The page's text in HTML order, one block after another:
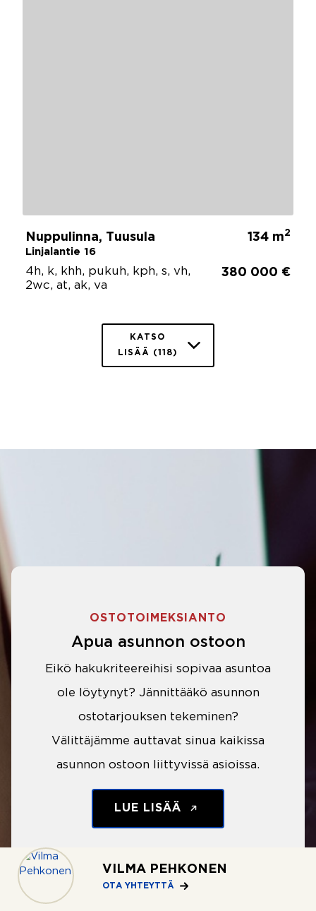
VILMA PEHKONEN
OTA YHTEYTTÄ
Nuppulinna, Tuusula
Linjalantie 16
134 m2
4h, k, khh, pukuh, kph, s, vh,
2wc, at, ak, va
380 000 €
KATSO
LISÄÄ (118)
OSTOTOIMEKSIANTO
Apua asunnon ostoon
Eikö hakukriteereihisi sopivaa asuntoa
ole löytynyt? Jännittääkö asunnon
ostotarjouksen tekeminen?
Välittäjämme auttavat sinua kaikissa
asunnon ostoon liittyvissä asioissa.
LUE LISÄÄ